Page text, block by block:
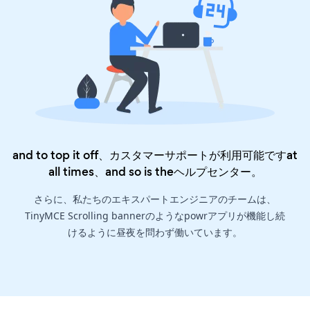
and to top it off、カスタマーサポートが利用可能ですat
all times、and so is theヘルプセンター。
さらに、私たちのエキスパートエンジニアのチームは、
TinyMCE Scrolling bannerのようなpowrアプリが機能し続
けるように昼夜を問わず働いています。